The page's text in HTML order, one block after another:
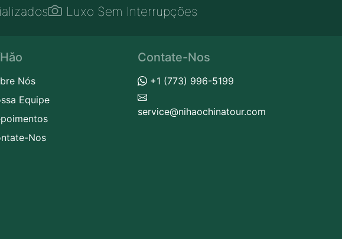
Luxo Sem Interrupções
Nós
Equipe
Nos
Contate-Nos
+1 (773) 996-5199
service@nihaochinatour.com